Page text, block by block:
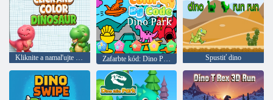
Kliknite a namaľujte dinosaury Zafarbte kód: Dino Park Spustiť dino